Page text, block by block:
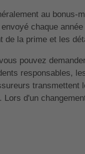
au bonus-
chaque
la prime et les
pouvez
responsables,
transmettent
d'un